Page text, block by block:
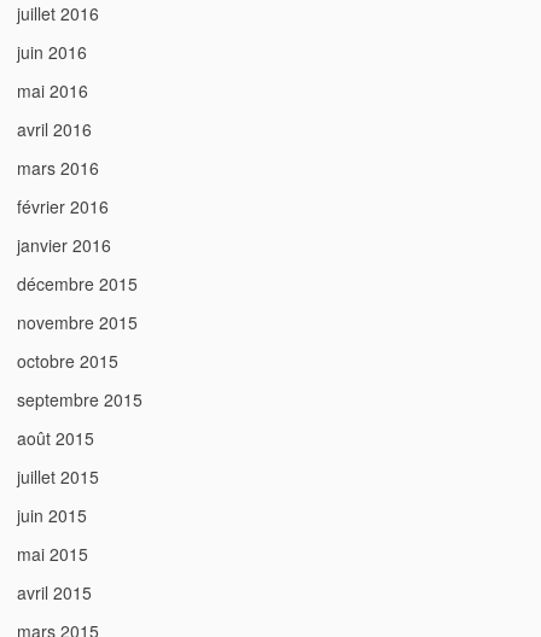
juillet 2016
juin 2016
mai 2016
avril 2016
mars 2016
février 2016
janvier 2016
décembre 2015
novembre 2015
octobre 2015
septembre 2015
août 2015
juillet 2015
juin 2015
mai 2015
avril 2015
mars 2015